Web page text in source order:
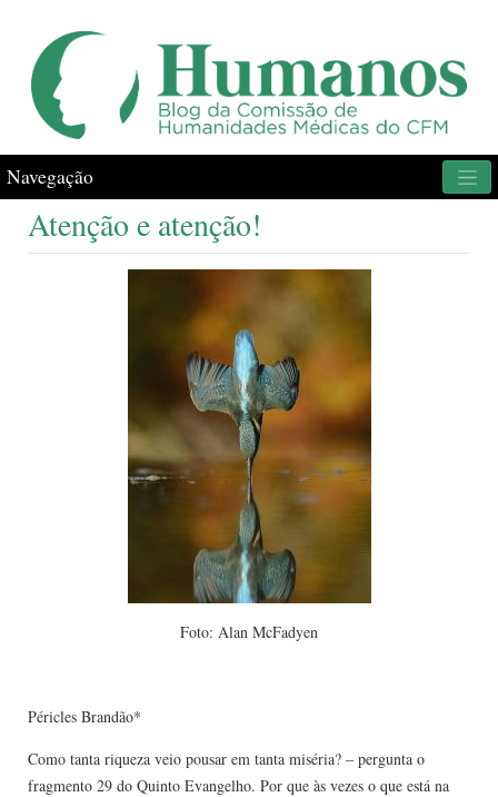
Navegação
Atenção e atenção!
Foto: Alan McFadyen
Péricles Brandão*
Como tanta riqueza veio pousar em tanta miséria? – pergunta o
fragmento 29 do Quinto Evangelho. Por que às vezes o que está na